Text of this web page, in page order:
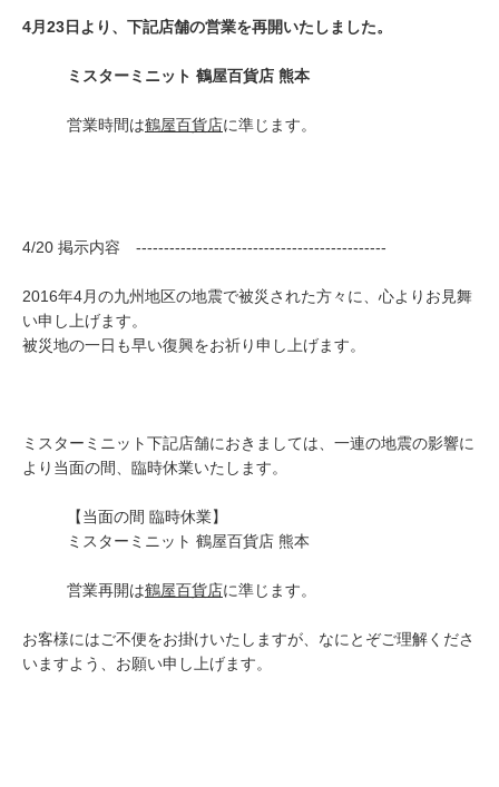
よくあるご質問
お問い合わせ
CLOSE
4月23日より、下記店舗の営業を再開いたしました。
ミスターミニット 鶴屋百貨店 熊本
営業時間は鶴屋百貨店に準じます。
4/20 掲示内容 ---------------------------------------------
2016年4月の九州地区の地震で被災された方々に、心よりお見舞
い申し上げます。
被災地の一日も早い復興をお祈り申し上げます。
ミスターミニット下記店舗におきましては、一連の地震の影響に
より当面の間、臨時休業いたします。
【当面の間 臨時休業】
ミスターミニット 鶴屋百貨店 熊本
営業再開は鶴屋百貨店に準じます。
お客様にはご不便をお掛けいたしますが、なにとぞご理解くださ
いますよう、お願い申し上げます。